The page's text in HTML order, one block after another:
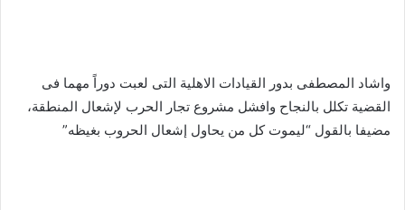
واشاد المصطفى بدور القيادات الاهلية التى لعبت دوراً مهما فى
القضية تكلل بالنجاح وافشل مشروع تجار الحرب لإشعال المنطقة،
مضيفا بالقول “ليموت كل من يحاول إشعال الحروب بغيظه”